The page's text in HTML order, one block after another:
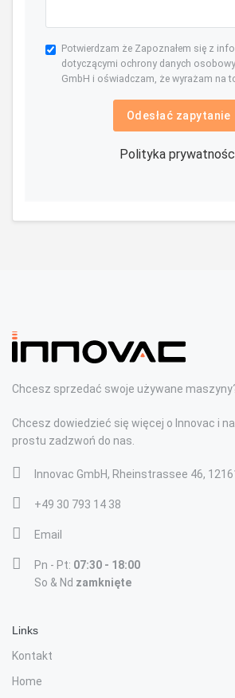
Potwierdzam że Zapoznałem się z
dotyczącymi ochrony danych
GmbH i oświadczam, że wyrażam na
Odesłać zapytanie
Polityka
Chcesz sprzedać swoje używane
Chcesz dowiedzieć się więcej o Innovac i
prostu zadzwoń do nas.
Innovac GmbH, Rheinstrassee 46,
+49 30 793 14 38
Email
Pn - Pt: 07:30 - 18:00
So & Nd zamknięte
Links
Kontakt
Home